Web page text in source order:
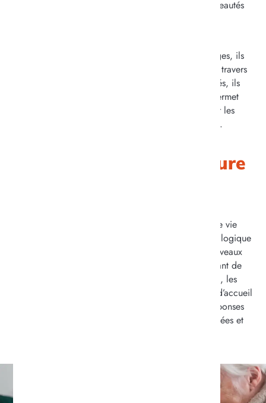
ainé, favorisant l’intérêt et la curiosité pour les nouveautés
intervenants sont précieux, car en créant ces échanges, ils
participent au bien-être des résidents. Que ce soit à travers
des discussions, des activités ou des instants partagés, ils
peuvent transmettre et raconter leur histoire. Cela permet
ainsi de maintenir une vie sociale active et renforcer les
liens humains, tout en donnant du sens au quotidien.
Aller plus loin : ouverture
Aujourd’hui les EHPAD ne sont pas que des lieux de vie
fermés et encadrés, mais s’inscrivent aussi dans une logique
d’acteurs locaux auprès des habitants. Ainsi, de nouveaux
dispositifs apparaissent ou se développent, permettant de
diversifier les formes d’accompagnement. Parmi eux, les
et les formats d’accueil
, proposent des réponses
plus souples, adaptés aux besoins des personnes âgées et